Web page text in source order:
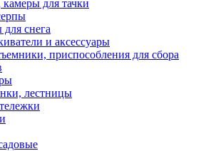
камеры для тачки
снега
и аксессуары
приспособления для сбора
лестницы